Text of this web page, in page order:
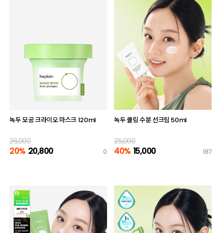
녹두 모공 크라이오 마스크 120ml
26,000
20% 20,800 0
녹두 쿨링 수분 선크림 50ml
25,000
40% 15,000 187